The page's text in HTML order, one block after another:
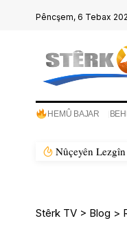
Pêncşem, 6 Tebax
HEMÛ BAJAR
Nûçeyên Lezgîn
Stêrk TV > Blog >